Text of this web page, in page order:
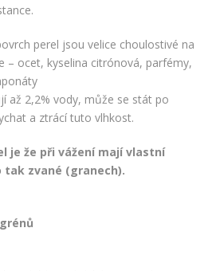
perel jsou velice choulostivé na
– ocet, kyselina citrónová, parfémy,
až 2,2% vody, může se stát po
a ztrácí tuto vlhkost.
je že při vážení mají vlastní
zvané (granech).